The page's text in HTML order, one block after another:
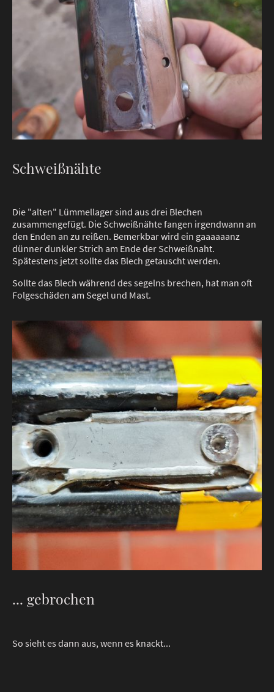
Schweißnähte
Die "alten" Lümmellager sind aus drei Blechen
zusammengefügt. Die Schweißnähte fangen irgendwann an
den Enden an zu reißen. Bemerkbar wird ein gaaaaaanz
dünner dunkler Strich am Ende der Schweißnaht.
Spätestens jetzt sollte das Blech getauscht werden.
Sollte das Blech während des segelns brechen, hat man oft
Folgeschäden am Segel und Mast.
... gebrochen
So sieht es dann aus, wenn es knackt...